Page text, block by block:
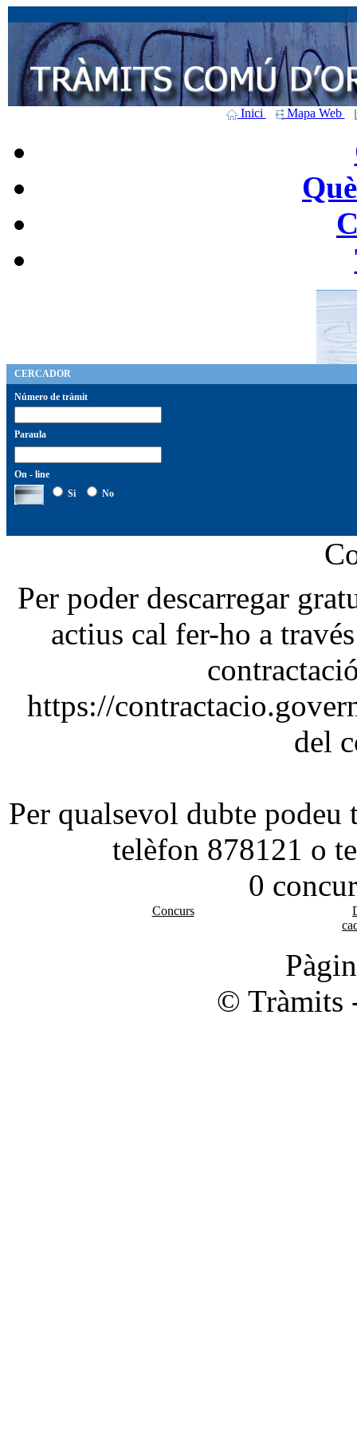
Inici Mapa Web
CERCADOR
Número de tràmit
Paraula
On - line
Si
No
Per poder descarregar
actius cal fer-ho a
https://
del
Per qualsevol dubte
telèfon 878121 o
0
Concurs
© Tràmits